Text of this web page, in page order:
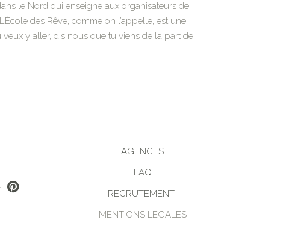
le Nord qui enseigne aux organisateurs de
des Rêve, comme on l’appelle, est une
y aller, dis nous que tu viens de la part de
AGENCES
FAQ
RECRUTEMENT
MENTIONS LEGALES